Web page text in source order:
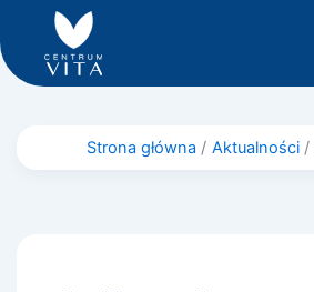
Strona główna Aktualności